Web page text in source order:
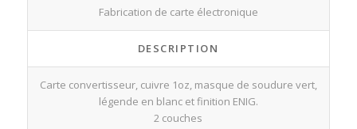
Fabrication de carte électronique
DESCRIPTION
Carte convertisseur, cuivre 1oz, masque de soudure vert,
légende en blanc et finition ENIG.
2 couches